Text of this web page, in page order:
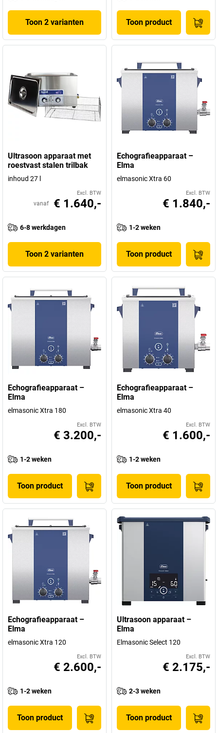
Toon 2 varianten Toon product
Ultrasoon apparaat met
roestvast stalen trilbak
inhoud 27 l
Excl. BTW
vanaf € 1.640,-
6-8 werkdagen
Toon 2 varianten
Echografieapparaat –
Elma
elmasonic Xtra 60
Excl. BTW
€ 1.840,-
1-2 weken
Toon product
Echografieapparaat –
Elma
elmasonic Xtra 180
Excl. BTW
€ 3.200,-
1-2 weken
Toon product
Echografieapparaat –
Elma
elmasonic Xtra 40
Excl. BTW
€ 1.600,-
1-2 weken
Toon product
Echografieapparaat –
Elma
elmasonic Xtra 120
Excl. BTW
€ 2.600,-
1-2 weken
Toon product
Ultrasoon apparaat –
Elma
Elmasonic Select 120
Excl. BTW
€ 2.175,-
2-3 weken
Toon product